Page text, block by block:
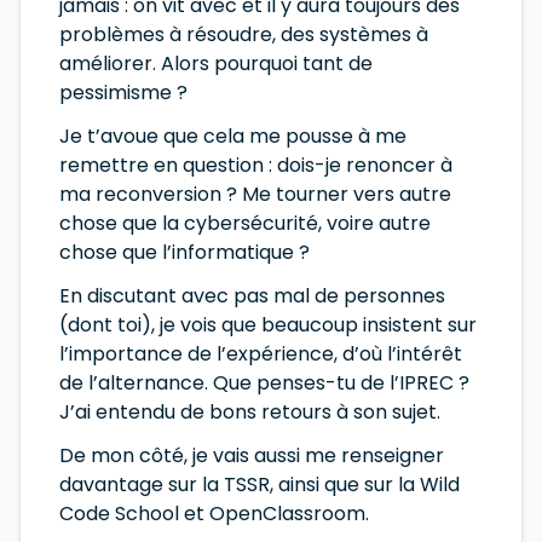
problèmes à résoudre, des systèmes à
améliorer. Alors pourquoi tant de
pessimisme ?
Je t’avoue que cela me pousse à me
remettre en question : dois-je renoncer à
ma reconversion ? Me tourner vers autre
chose que la cybersécurité, voire autre
chose que l’informatique ?
En discutant avec pas mal de personnes
(dont toi), je vois que beaucoup insistent sur
l’importance de l’expérience, d’où l’intérêt
de l’alternance. Que penses-tu de l’IPREC ?
J’ai entendu de bons retours à son sujet.
De mon côté, je vais aussi me renseigner
davantage sur la TSSR, ainsi que sur la Wild
Code School et OpenClassroom.